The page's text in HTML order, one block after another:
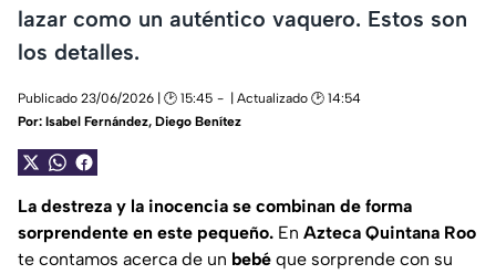
lazar como un auténtico vaquero. Estos son
los detalles.
Publicado 23/06/2026 | 🕑 15:45
| Actualizado 🕑 14:54
Por: Isabel Fernández, Diego Benítez
La destreza y la inocencia se combinan de forma
sorprendente en este pequeño. En Azteca Quintana Roo
te contamos acerca de un bebé que sorprende con su